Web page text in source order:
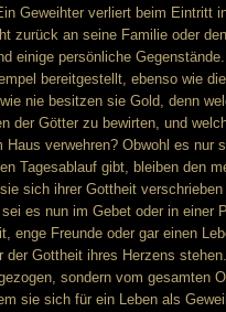
Geweihter verliert beim Eintritt
zurück an seine Familie oder
einige persönliche
bereitgestellt, ebenso wie
nie besitzen sie Gold, denn
der Götter zu bewirten, und
verwehren? Obwohl es nur
Tagesablauf gibt, bleiben den
sich ihrer Gottheit
es nun im Gebet oder in
enge Freunde oder gar einen
der Gottheit ihres Herzens
sondern vom gesamten
sie sich für ein Leben als